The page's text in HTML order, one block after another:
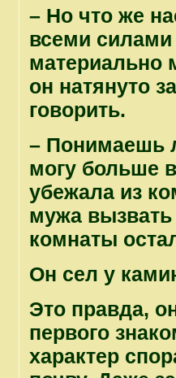
– Но что же
всеми силами
материально
он натянуто
говорить.
– Понимаешь
могу больше
убежала из
мужа вызвать
комнаты
Он сел у
Это правда,
первого
характер